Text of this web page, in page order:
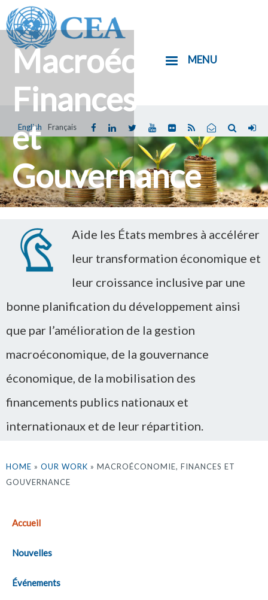
Aller
au
contenu
principal
English Français
MENU
Macroéconomie,
Finances
et
Gouvernance
Aide les États membres à accélérer
leur transformation économique et
leur croissance inclusive par une
bonne planification du développement ainsi
que par l’amélioration de la gestion
macroéconomique, de la gouvernance
économique, de la mobilisation des
financements publics nationaux et
internationaux et de leur répartition.
Vous
êtes
ici
HOME » OUR WORK » MACROÉCONOMIE, FINANCES ET
GOUVERNANCE
Accueil
Nouvelles
Événements